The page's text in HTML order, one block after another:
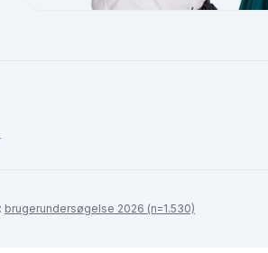
brugerundersøgelse 2026 (n=1.530)